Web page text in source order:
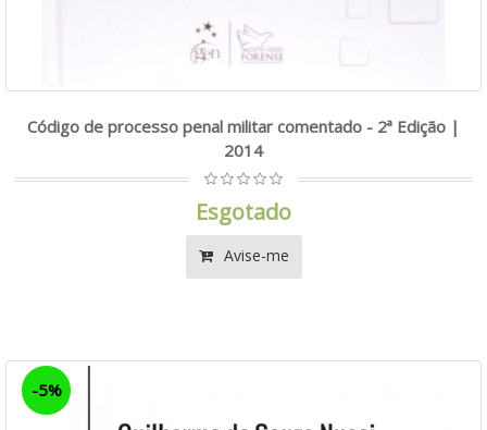
Código de processo penal militar comentado - 2ª Edição |
2014
Esgotado
Avise-me
-5%